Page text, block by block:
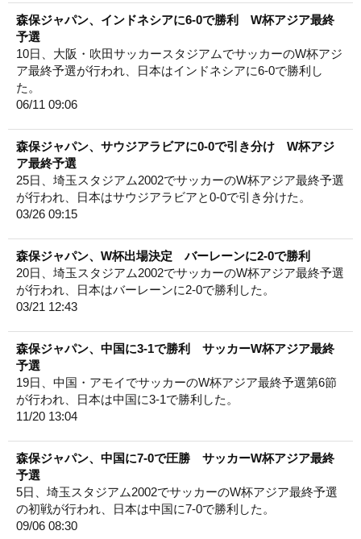
森保ジャパン、インドネシアに6-0で勝利 W杯アジア最終
予選
10日、大阪・吹田サッカースタジアムでサッカーのW杯アジ
ア最終予選が行われ、日本はインドネシアに6-0で勝利し
た。
06/11 09:06
森保ジャパン、サウジアラビアに0-0で引き分け W杯アジ
ア最終予選
25日、埼玉スタジアム2002でサッカーのW杯アジア最終予選
が行われ、日本はサウジアラビアと0-0で引き分けた。
03/26 09:15
森保ジャパン、W杯出場決定 バーレーンに2-0で勝利
20日、埼玉スタジアム2002でサッカーのW杯アジア最終予選
が行われ、日本はバーレーンに2-0で勝利した。
03/21 12:43
森保ジャパン、中国に3-1で勝利 サッカーW杯アジア最終
予選
19日、中国・アモイでサッカーのW杯アジア最終予選第6節
が行われ、日本は中国に3-1で勝利した。
11/20 13:04
森保ジャパン、中国に7-0で圧勝 サッカーW杯アジア最終
予選
5日、埼玉スタジアム2002でサッカーのW杯アジア最終予選
の初戦が行われ、日本は中国に7-0で勝利した。
09/06 08:30